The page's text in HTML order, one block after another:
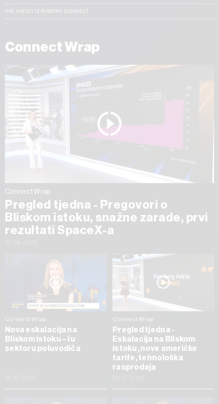
SVE VIJESTI IZ RUBRIKE CONNECT
Connect Wrap
Connect Wrap
Pregled tjedna - Pregovori o
Bliskom istoku, snažne zarade, prvi
rezultati SpaceX-a
Connect Wrap
Nova eskalacija na
Bliskom istoku – i u
sektoru poluvodiča
Connect Wrap
Pregled tjedna -
Eskalacija na Bliskom
istoku, nove američke
tarife, tehnološka
rasprodaja